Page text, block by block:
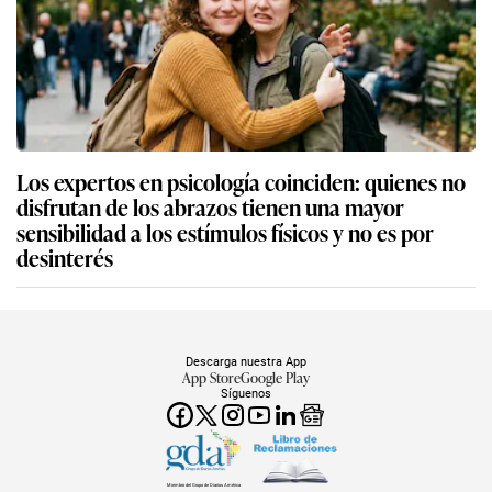
Los expertos en psicología coinciden: quienes no
disfrutan de los abrazos tienen una mayor
sensibilidad a los estímulos físicos y no es por
desinterés
Síguenos
Descarga nuestra App
App StoreGoogle Play
Miembro del Grupo de Diarios América